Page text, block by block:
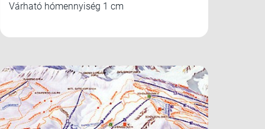
Várható hómennyiség 1 cm